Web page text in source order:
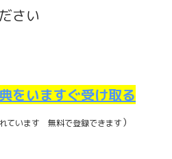
さい
をいますぐ受け取る
ています 無料で登録できます）